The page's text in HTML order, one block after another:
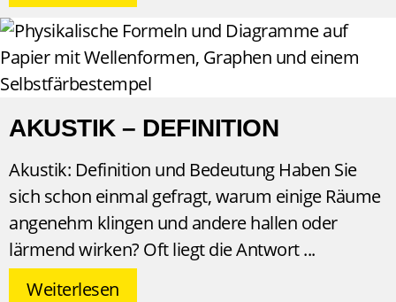
AKUSTIK – DEFINITION
Akustik: Definition und Bedeutung Haben Sie
sich schon einmal gefragt, warum einige Räume
angenehm klingen und andere hallen oder
lärmend wirken? Oft liegt die Antwort
Weiterlesen